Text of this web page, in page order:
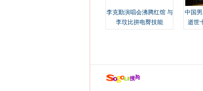
李克勤演唱会沸腾红馆 与
李玟比拼电臀技能
中国
逝世